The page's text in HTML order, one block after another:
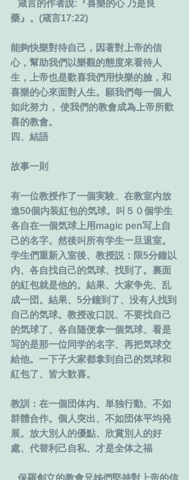
藥』。(箴言17:22)
能夠快樂對待自己，因著對上帝的信
心，幫助我們以樂觀的態度來看待人
生，上帝也是歡喜我們用快樂的臉，和
喜樂的心來面對人生。願我們每一個人
如此努力， 使我們的教會成為上帝所歡
喜的教會。
四、結語
故事一則
有一位教授作了一個実験、在教室内放
進50個内装紅包的気球。叫５０個学生
各自在一個気球上用magic pen写上自
己的名字。然後叫所有学生一旦退室。
学生們重新入室後、教授説：限5分鐘以
内、各自找自己的気球、找到了。裏面
的紅包就是他的。結果、大家争先、乱
成一団。結果、5分鐘到了、没有人找到
自己的気球。教授改口説、不要找自己
的気球了、各自随便拿一個気球、看是
写的是那一位同学的名字、再把気球交
給他。一下子大家都拿到自己的気球和
紅包了、皆大歓喜。
教訓：在一個団体内、単独行動、不如
群體合作。個人突出、不如団体平均発
展。放大別人的優點、欣賞別人的好
處、代替利己自私、才是全体之福